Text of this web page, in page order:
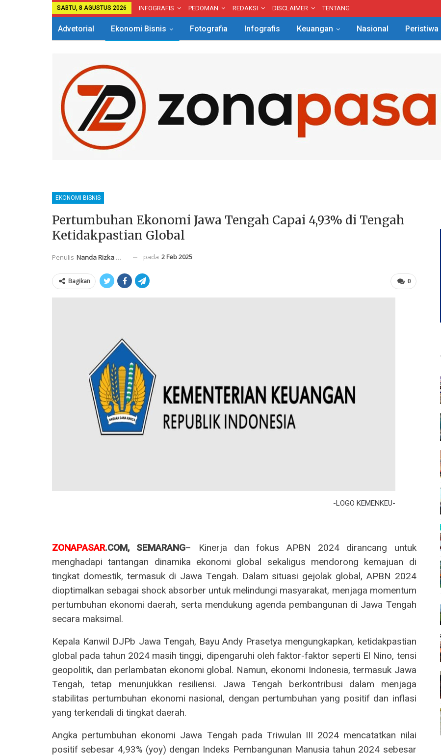
SABTU, 8 AGUSTUS 2026 INFOGRAFIS PEDOMAN REDAKSI DISCLAIMER TENTANG
Advetorial Ekonomi Bisnis Fotografia Infografis Keuangan Nasional Peristiwa
EKONOMI BISNIS
Pertumbuhan Ekonomi Jawa Tengah Capai 4,93% di Tengah
Ketidakpastian Global
Penulis Nanda Rizka Mahendra pada 2 Feb 2025
0
Bagikan
-LOGO KEMENKEU-
ZONAPASAR.COM, SEMARANG– Kinerja dan fokus APBN 2024 dirancang untuk
menghadapi tantangan dinamika ekonomi global sekaligus mendorong kemajuan di
tingkat domestik, termasuk di Jawa Tengah. Dalam situasi gejolak global, APBN 2024
dioptimalkan sebagai shock absorber untuk melindungi masyarakat, menjaga momentum
pertumbuhan ekonomi daerah, serta mendukung agenda pembangunan di Jawa Tengah
secara maksimal.
Kepala Kanwil DJPb Jawa Tengah, Bayu Andy Prasetya mengungkapkan, ketidakpastian
global pada tahun 2024 masih tinggi, dipengaruhi oleh faktor-faktor seperti El Nino, tensi
geopolitik, dan perlambatan ekonomi global. Namun, ekonomi Indonesia, termasuk Jawa
Tengah, tetap menunjukkan resiliensi. Jawa Tengah berkontribusi dalam menjaga
stabilitas pertumbuhan ekonomi nasional, dengan pertumbuhan yang positif dan inflasi
yang terkendali di tingkat daerah.
Angka pertumbuhan ekonomi Jawa Tengah pada Triwulan III 2024 mencatatkan nilai
positif sebesar 4,93% (yoy) dengan Indeks Pembangunan Manusia tahun 2024 sebesar